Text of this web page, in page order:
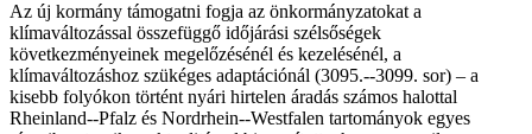
Az új kormány támogatni fogja az önkormányzatokat a
klímaváltozással összefüggő időjárási szélsőségek
következményeinek megelőzésénél és kezelésénél, a
klímaváltozáshoz szükéges adaptációnál (3095.-­‐3099. sor) – a
kisebb folyókon történt nyári hirtelen áradás számos halottal
Rheinland-­‐Pfalz és Nordrhein-­‐Westfalen tartományok egyes